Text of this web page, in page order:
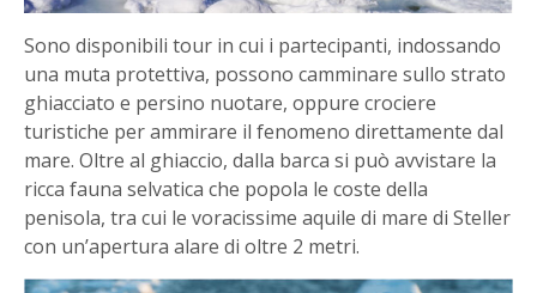
Sono disponibili tour in cui i partecipanti, indossando
una muta protettiva, possono camminare sullo strato
ghiacciato e persino nuotare, oppure crociere
turistiche per ammirare il fenomeno direttamente dal
mare. Oltre al ghiaccio, dalla barca si può avvistare la
ricca fauna selvatica che popola le coste della
penisola, tra cui le voracissime aquile di mare di Steller
con un’apertura alare di oltre 2 metri.